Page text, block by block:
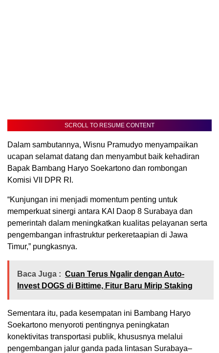
SCROLL TO RESUME CONTENT
Dalam sambutannya, Wisnu Pramudyo menyampaikan
ucapan selamat datang dan menyambut baik kehadiran
Bapak Bambang Haryo Soekartono dan rombongan
Komisi VII DPR RI.
“Kunjungan ini menjadi momentum penting untuk
memperkuat sinergi antara KAI Daop 8 Surabaya dan
pemerintah dalam meningkatkan kualitas pelayanan serta
pengembangan infrastruktur perkeretaapian di Jawa
Timur,” pungkasnya.
Baca Juga : Cuan Terus Ngalir dengan Auto-
Invest DOGS di Bittime, Fitur Baru Mirip Staking
Sementara itu, pada kesempatan ini Bambang Haryo
Soekartono menyoroti pentingnya peningkatan
konektivitas transportasi publik, khususnya melalui
pengembangan jalur ganda pada lintasan Surabaya–